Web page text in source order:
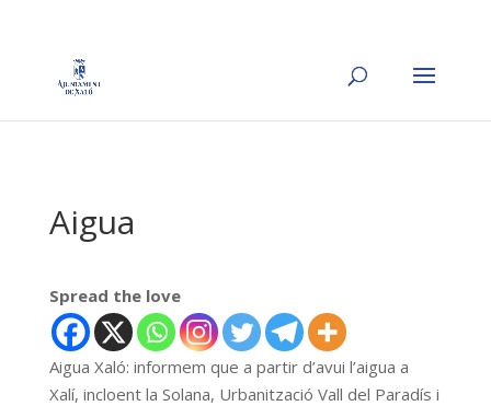
Aigua
Spread the love
Aigua Xaló: informem que a partir d’avui l’aigua a
Xalí, incloent la Solana, Urbanització Vall del Paradís i